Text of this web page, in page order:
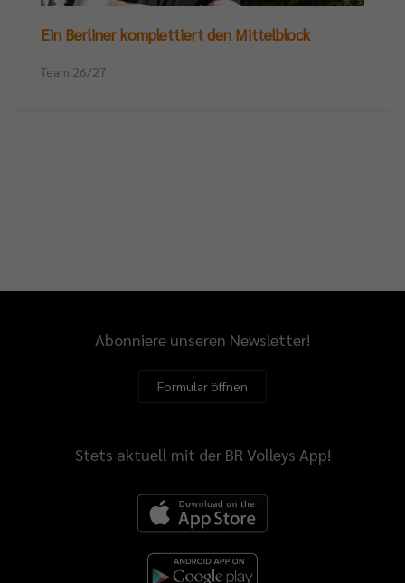
Ein Berliner komplettiert den Mittelblock
Team 26/27
Abonniere unseren Newsletter!
Formular öffnen
Stets aktuell mit der BR Volleys App!